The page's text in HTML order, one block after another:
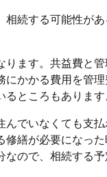
続する可能性が
ます。共益費と
かかる費用を管
ところもあります
でいなくても支
繕が必要になっ
ので、相続する